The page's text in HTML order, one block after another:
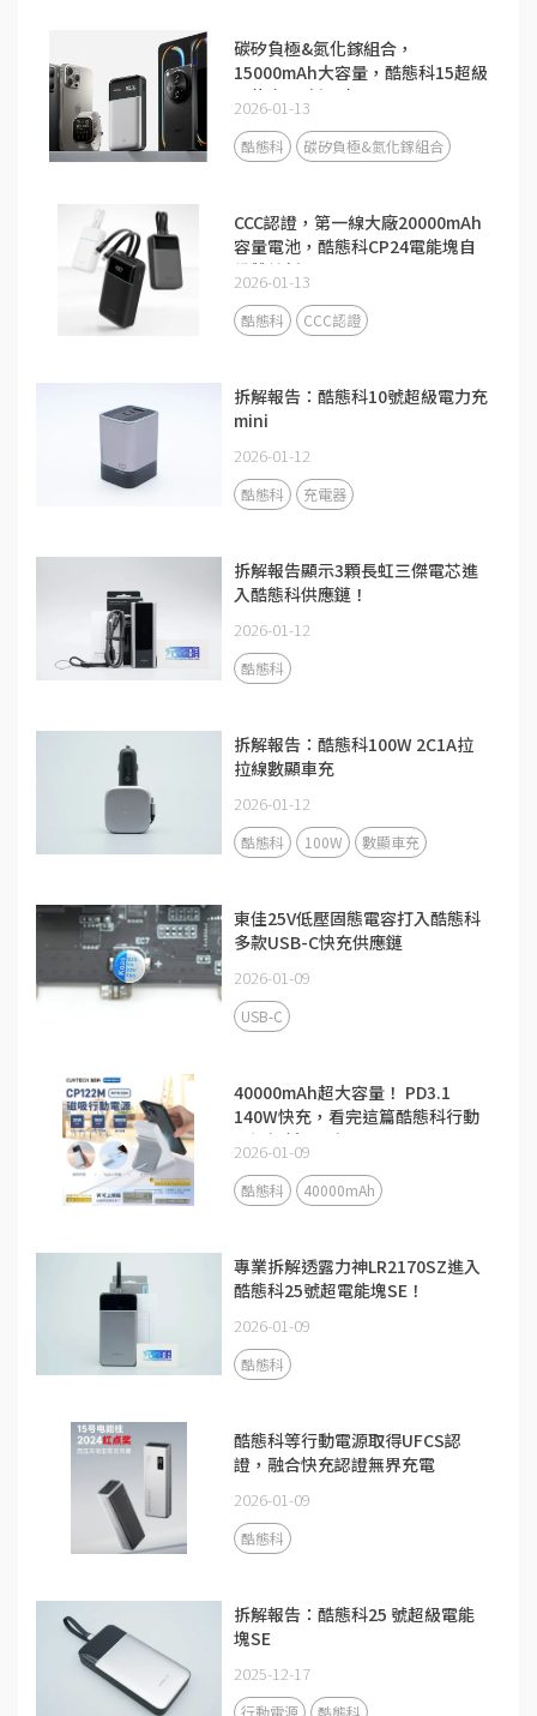
碳矽負極&氮化鎵組合，
15000mAh大容量，酷態科15超級
電能卡Air新品來了！
2026-01-13
酷態科 碳矽負極&氮化鎵組合
CCC認證，第一線大廠20000mAh
容量電池，酷態科CP24電能塊自
備雙線新品
2026-01-13
酷態科 CCC認證
拆解報告：酷態科10號超級電力充
mini
2026-01-12
酷態科 充電器
拆解報告顯示3顆長虹三傑電芯進
入酷態科供應鏈！
2026-01-12
酷態科
拆解報告：酷態科100W 2C1A拉
拉線數顯車充
2026-01-12
酷態科 100W 數顯車充
東佳25V低壓固態電容打入酷態科
多款USB-C快充供應鏈
2026-01-09
USB-C
40000mAh超大容量！ PD3.1
140W快充，看完這篇酷態科行動
電源解析更了解
2026-01-09
酷態科 40000mAh
專業拆解透露力神LR2170SZ進入
酷態科25號超電能塊SE！
2026-01-09
酷態科
酷態科等行動電源取得UFCS認
證，融合快充認證無界充電
2026-01-09
酷態科
拆解報告：酷態科25 號超級電能
塊SE
2025-12-17
行動電源 酷態科